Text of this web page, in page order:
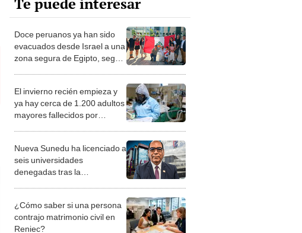
Doce peruanos ya han sido
evacuados desde Israel a una
zona segura de Egipto, según
El invierno recién empieza y
ya hay cerca de 1.200 adultos
mayores fallecidos por
Nueva Sunedu ha licenciado a
seis universidades
denegadas tras la
¿Cómo saber si una persona
contrajo matrimonio civil en
Reniec?